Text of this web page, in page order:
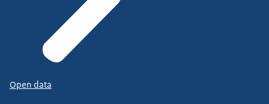
Open data